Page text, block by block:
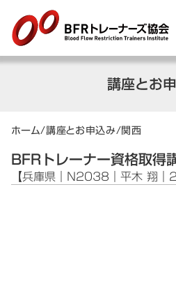
講座とお
ホーム/講座とお申込み/関西
BFRトレーナー資格取
【兵庫県｜N2038｜平木 翔